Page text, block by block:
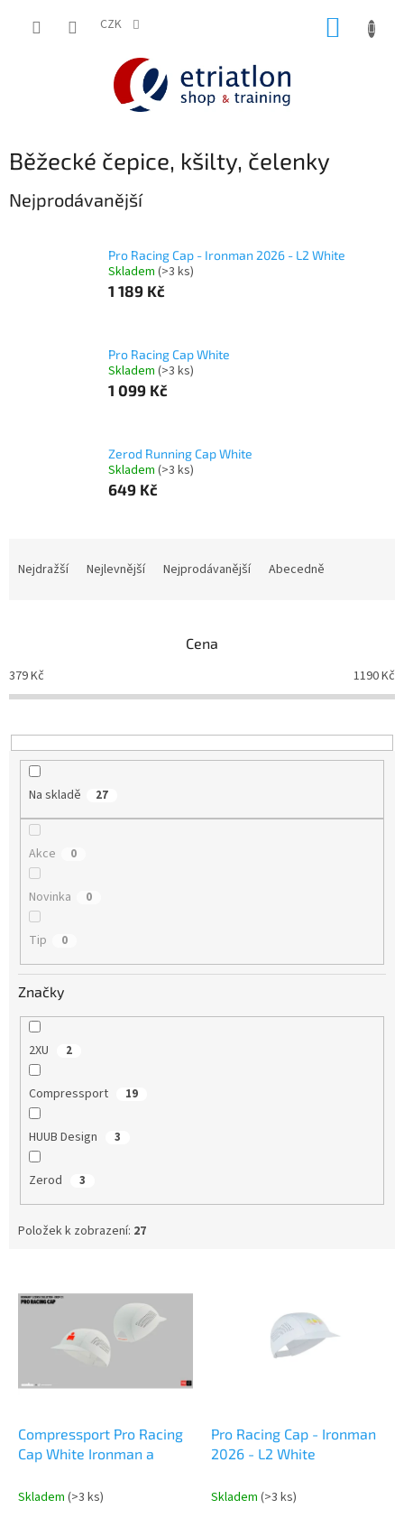
CZK
Běžecké čepice, kšilty, čelenky
Nejprodávanější
Pro Racing Cap - Ironman 2026 - L2 White
Skladem (>3 ks)
1 189 Kč
Pro Racing Cap White
Skladem (>3 ks)
1 099 Kč
Zerod Running Cap White
Skladem (>3 ks)
649 Kč
p
r
o
u
Nejdražší Nejlevnější Nejprodávanější Abecedně
Cena
379Kč 1190Kč
Na skladě 27
Akce 0
Novinka 0
Tip 0
Značky
2XU 2
Compressport 19
HUUB Design 3
Zerod 3
Položek k zobrazení: 27
Compressport Pro Racing
Cap White Ironman a
Skladem (>3 ks)
Pro Racing Cap - Ironman
2026 - L2 White
Skladem (>3 ks)
shop.etriatlon.cz - Chat